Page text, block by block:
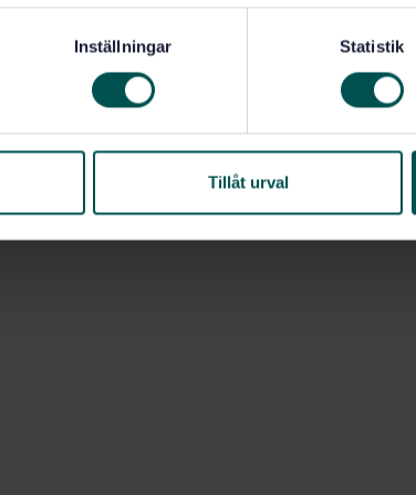
Inställningar Statistik
Tillåt urval